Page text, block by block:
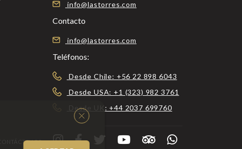
info@lastorres.com
Contacto
info@lastorres.com
Teléfonos:
Desde Chile: +56 22 898 6043
Desde USA: +1 (323) 982 3761
Desde UK: +44 2037 699760
CONTÁCTENOS